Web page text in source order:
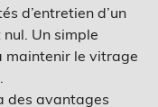
d’entretien d’un
Un simple
maintenir le vitrage
des avantages